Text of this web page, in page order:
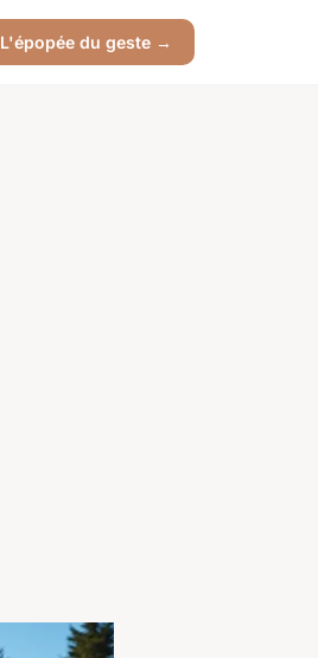
L'épopée du geste →